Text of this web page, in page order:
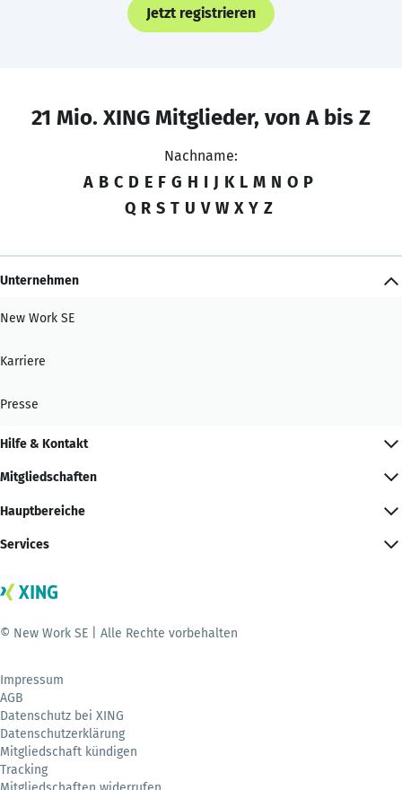
Jetzt registrieren
21 Mio. XING Mitglieder, von A bis Z
Nachname:
A B C D E F G H I J K L M N O P
Q R S T U V W X Y Z
Unternehmen
New Work SE
Karriere
Presse
Hilfe & Kontakt
Mitgliedschaften
Hauptbereiche
Services
© New Work SE | Alle Rechte vorbehalten
Impressum
AGB
Datenschutz bei XING
Datenschutzerklärung
Mitgliedschaft kündigen
Tracking